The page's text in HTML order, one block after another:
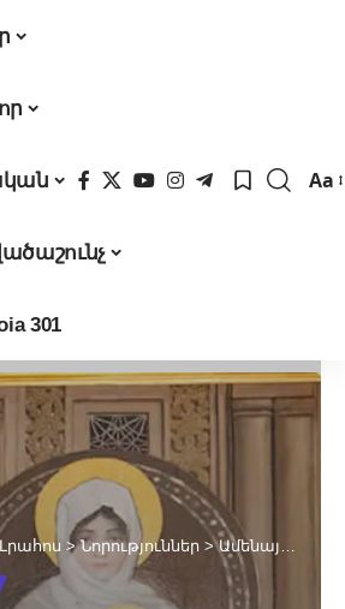
301
Aa
Լրահոս >Նորություններ >Ամենայն Հայոց Կաթողիկոսն ընդունեց Սիրիայի և Լիբանանի Աստվածաշնչային ընկերության նախագահին և Բեյրութի սուրբ Հովսեփի անվան համալսարանի ռեկտորին